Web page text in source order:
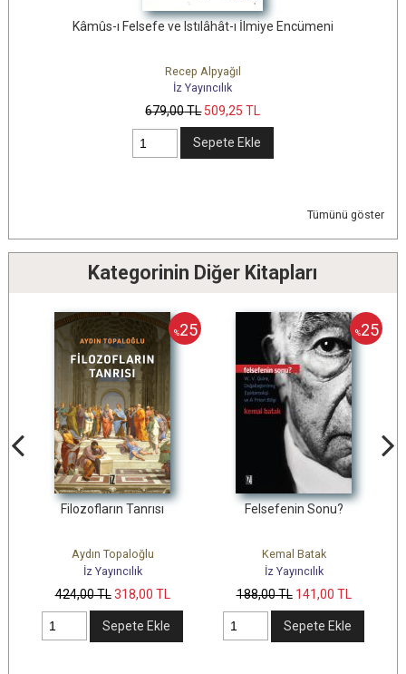
Kâmûs-ı Felsefe ve Istılâhât-ı İlmiye Encümeni
Recep Alpyağıl
İz Yayıncılık
679,00TL 509,25 TL
Sepete Ekle
Tümünü göster
Kategorinin Diğer Kitapları
%25
Filozofların Tanrısı
Aydın Topaloğlu
İz Yayıncılık
424,00TL 318,00 TL
Sepete Ekle
%25
Felsefenin Sonu?
Kemal Batak
İz Yayıncılık
188,00TL 141,00 TL
Sepete Ekle